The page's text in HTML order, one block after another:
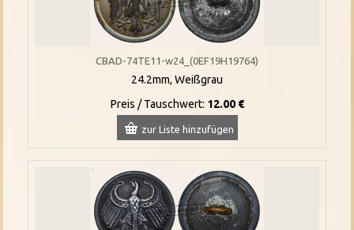
CBAD-74TE11-w24_(0EF19H19764)
24.2mm, Weißgrau
Preis / Tauschwert: 12.00 €
zur Liste hinzufügen